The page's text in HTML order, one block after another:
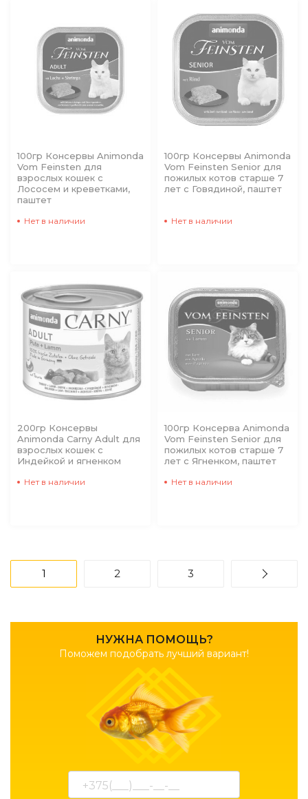
НУЖНА ПОМОЩЬ?
Поможем подобрать лучший вариант!
100гр Консервы Animonda
Vom Feinsten для
взрослых кошек с
Лососем и креветками,
паштет
Нет в наличии
100гр Консервы Animonda
Vom Feinsten Senior для
пожилых котов старше 7
лет с Говядиной, паштет
Нет в наличии
200гр Консервы
Animonda Carny Adult для
взрослых кошек с
Индейкой и ягненком
Нет в наличии
100гр Консерва Animonda
Vom Feinsten Senior для
пожилых котов старше 7
лет с Ягненком, паштет
Нет в наличии
1 2 3